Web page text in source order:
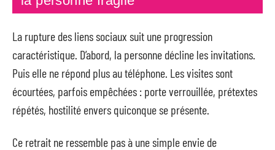
La rupture des liens sociaux suit une progression
caractéristique. D’abord, la personne décline les invitations.
Puis elle ne répond plus au téléphone. Les visites sont
écourtées, parfois empêchées : porte verrouillée, prétextes
répétés, hostilité envers quiconque se présente.
Ce retrait ne ressemble pas à une simple envie de